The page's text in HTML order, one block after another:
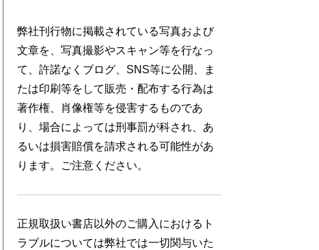
弊社刊行物に掲載されている写真および
文章を、写真撮影やスキャン等を行なっ
て、許諾なくブログ、SNS等に公開、ま
たは印刷等をして販売・配布する行為は
著作権、肖像権等を侵害するものであ
り、場合によっては刑事罰が科され、あ
るいは損害賠償を請求される可能性があ
ります。ご注意ください。
正規取扱い書店以外のご購入におけるト
ラブルについては弊社では一切関与いた